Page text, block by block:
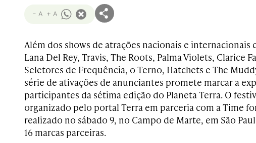
- A + A
Além dos shows de atrações nacionais e internacionais
Lana Del Rey, Travis, The Roots, Palma Violets, Clarice
Seletores de Frequência, o Terno, Hatchets e The
série de ativações de anunciantes promete marcar a
participantes da sétima edição do Planeta Terra. O
organizado pelo portal Terra em parceria com a Time
realizado no sábado 9, no Campo de Marte, em São
16 marcas parceiras.